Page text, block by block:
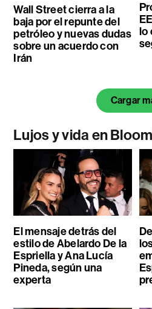
Wall Street cierra a la
baja por el repunte del
petróleo y nuevas dudas
sobre un acuerdo con
Irán
lo
Cargar
Lujos y vida en
El mensaje detrás del
estilo de Abelardo De la
Espriella y Ana Lucía
Pineda, según una
experta